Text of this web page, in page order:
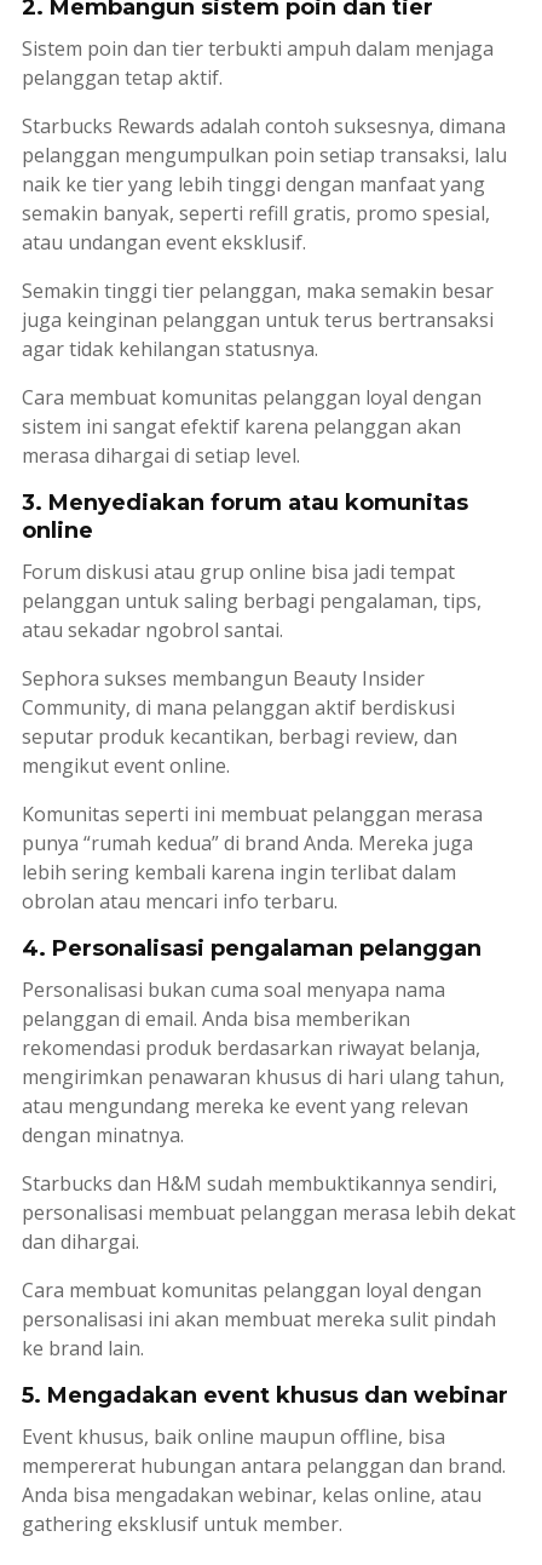
2. Membangun sistem poin dan tier
Sistem poin dan tierterbukti ampuh dalam menjaga
pelanggan tetap aktif.
Starbucks Rewards adalah contoh suksesnya, dimana
pelanggan mengumpulkan poin setiap transaksi, lalu
naik ke tieryang lebih tinggi dengan manfaat yang
semakin banyak, seperti refill gratis, promo spesial,
atau undangan event eksklusif.
Semakin tinggi tier pelanggan, maka semakin besar
juga keinginan pelanggan untuk terus bertransaksi
agar tidak kehilangan statusnya.
Cara membuat komunitas pelanggan loyal dengan
sistem ini sangat efektif karena pelanggan akan
merasa dihargai di setiap level.
3. Menyediakan forum atau komunitas
online
Forum diskusi atau grup online bisa jadi tempat
pelanggan untuk saling berbagi pengalaman, tips,
atau sekadar ngobrol santai.
Sephora sukses membangun Beauty Insider
Community, di mana pelanggan aktif berdiskusi
seputar produk kecantikan, berbagi review, dan
mengikut event online.
Komunitas seperti ini membuat pelanggan merasa
punya “rumah kedua” di brand Anda. Mereka juga
lebih sering kembali karena ingin terlibat dalam
obrolan atau mencari info terbaru.
4. Personalisasi pengalaman pelanggan
Personalisasi bukan cuma soal menyapa nama
pelanggan di email. Anda bisa memberikan
rekomendasi produk berdasarkan riwayat belanja,
mengirimkan penawaran khusus di hari ulang tahun,
atau mengundang mereka ke event yang relevan
dengan minatnya.
Starbucks dan H&M sudah membuktikannya sendiri,
personalisasi membuat pelanggan merasa lebih dekat
dan dihargai.
Cara membuat komunitas pelanggan loyal dengan
personalisasi ini akan membuat mereka sulit pindah
ke brand lain.
5. Mengadakan event khusus dan webinar
Event khusus, baikonline maupun offline, bisa
mempererat hubungan antara pelanggan dan brand.
Anda bisa mengadakan webinar, kelas online, atau
gatheringeksklusif untuk member.